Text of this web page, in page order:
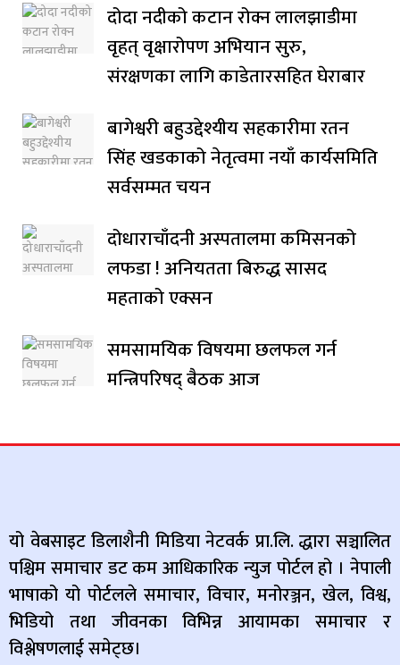
दोदा नदीको कटान रोक्न लालझाडीमा
वृहत् वृक्षारोपण अभियान सुरु,
संरक्षणका लागि काडेतारसहित घेराबार
बागेश्वरी बहुउद्देश्यीय सहकारीमा रतन
सिंह खडकाको नेतृत्वमा नयाँ कार्यसमिति
सर्वसम्मत चयन
दोधाराचाँदनी अस्पतालमा कमिसनको
लफडा ! अनियतता बिरुद्ध सासद
महताको एक्सन
समसामयिक विषयमा छलफल गर्न
मन्त्रिपरिषद् बैठक आज
यो वेबसाइट डिलाशैनी मिडिया नेटवर्क प्रा.लि. द्धारा सञ्चालित
पश्चिम समाचार डट कम आधिकारिक न्युज पोर्टल हो । नेपाली
भाषाको यो पोर्टलले समाचार, विचार, मनोरञ्जन, खेल, विश्व,
भिडियो तथा जीवनका विभिन्न आयामका समाचार र
विश्लेषणलाई समेट्छ।